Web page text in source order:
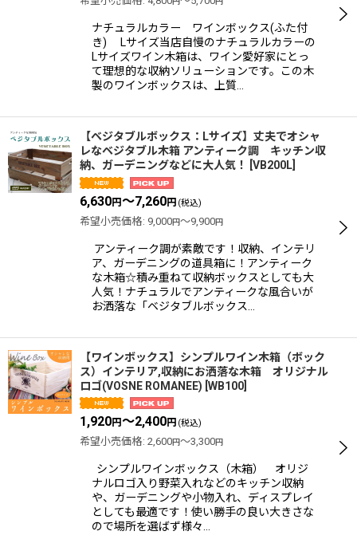
ナチュラルカラー ワインボックス(ふた付
き) Lサイズ当店自慢のナチュラルカラーの
Lサイズワイン木箱は、ワイン愛好家にとっ
て理想的な収納ソリューションです。この木
製のワインボックスは、上質…
【ベジタブルボックス：Lサイズ】丈夫でオシャ
レなベジタブル木箱 アンティーク調 キッチン収
納、ガーデニングなどに大人気！
VB200L
6,630円～7,260円 (税込)
希望小売価格: 9,000円～9,900円
アンティーク調が素敵です！収納、インテリ
ア、ガーデニングの道具箱に！アンティーク
な木箱☆積み重ねて収納ボックスとしても大
人気！ナチュラルでアンティークな風合いが
お洒落な「ベジタブルボックス…
【ワインボックス】シンプルワイン木箱（ボック
ス）インテリア,収納にお洒落な木箱 オリジナル
ロゴ(VOSNE ROMANEE) [WB100]
1,920円～2,400円 (税込)
希望小売価格: 2,600円～3,300円
シンプルワインボックス（木箱） オリジ
ナルロゴ入り野菜入れなどのキッチン収納
や、ガーデニングや小物入れ、ディスプレイ
としても最適です！使い勝手の良い大きさな
ので場所を選ばず様々…